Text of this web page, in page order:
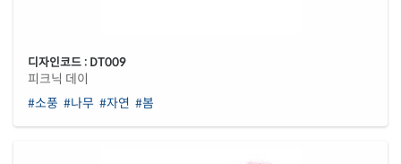
디자인코드 : DT009
피크닉 데이
#소풍 #나무 #자연 #봄